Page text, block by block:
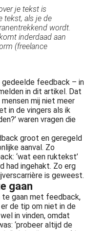
je tekst is
tekst, als je de
wordt.
inderdaad aan
(freelance
feedback – in
in dit artikel. Dat
mij niet meer
in de vingers als ik
waren vragen die
groot en geregeld
aanval. Zo
‘wat een ruktekst’
had ingehakt. Zo erg
is geweest.
gaan
te gaan met feedback,
de tip om niet in de
in vinden, omdat
‘probeer altijd de